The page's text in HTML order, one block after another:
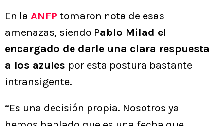
En la ANFP tomaron nota de esas
amenazas, siendo Pablo Milad el
encargado de darle una clara respuesta
a los azules por esta postura bastante
intransigente.
“Es una decisión propia. Nosotros ya